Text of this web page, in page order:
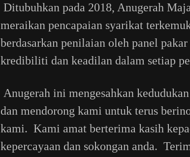
Ditubuhkan pada 2018, Anugerah
meraikan pencapaian syarikat
berdasarkan penilaian oleh panel
kredibiliti dan keadilan dalam setiap
Anugerah ini mengesahkan
dan mendorong kami untuk terus
kami. Kami amat berterima kasih
kepercayaan dan sokongan anda.